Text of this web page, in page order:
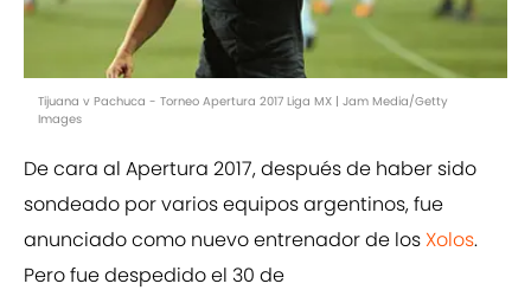
Tijuana v Pachuca - Torneo Apertura 2017 Liga MX | Jam Media/Getty
Images
De cara al Apertura 2017, después de haber sido
sondeado por varios equipos argentinos, fue
anunciado como nuevo entrenador de losXolos.
Pero fue despedido el 30 de